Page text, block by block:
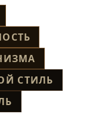
СТИЛЬ